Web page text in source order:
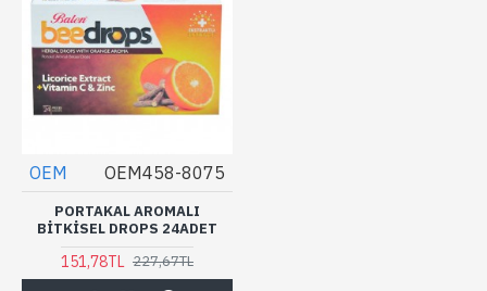
OEM OEM458-8075
PORTAKAL AROMALI
BITKISEL DROPS 24ADET
151,78TL 227,67TL